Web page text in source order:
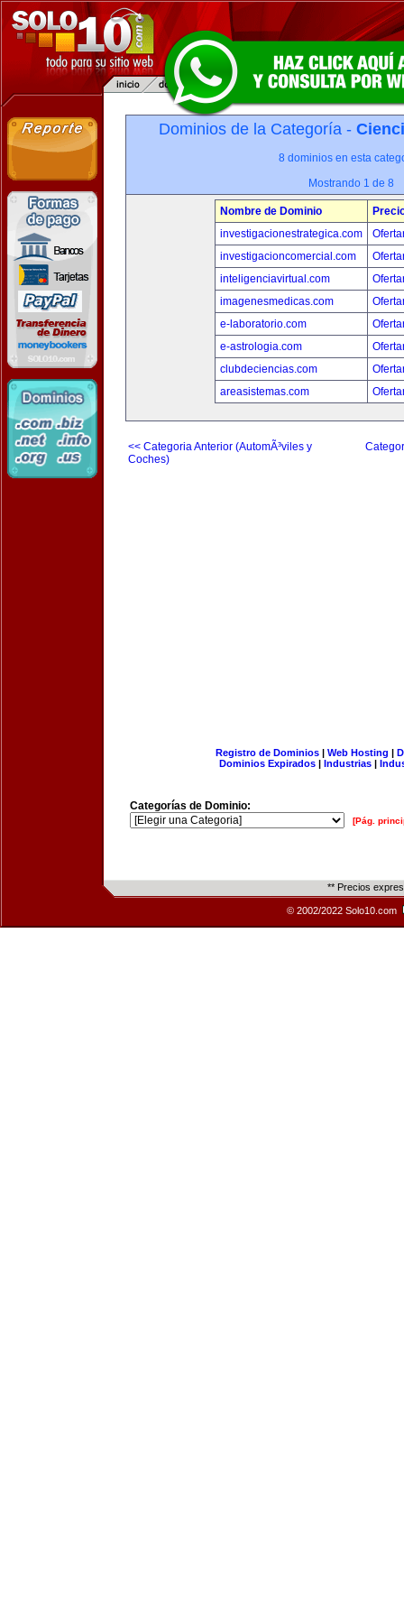
Dominios de la Categoría -
8 dominios en esta
Mostrando 1 de 8
Nombre de Dominio
investigacionestrategica.com
investigacioncomercial.com
inteligenciavirtual.com
imagenesmedicas.com
e-laboratorio.com
e-astrologia.com
clubdeciencias.com
areasistemas.com
<< Categoria Anterior (AutomÃ³viles y
Coches)
Registro de Dominios| Web Hosting |
Dominios Expirados | Industrias |
Categorías de Dominio:
[Pág.
** Precios
© 2002/2022 Solo10.com